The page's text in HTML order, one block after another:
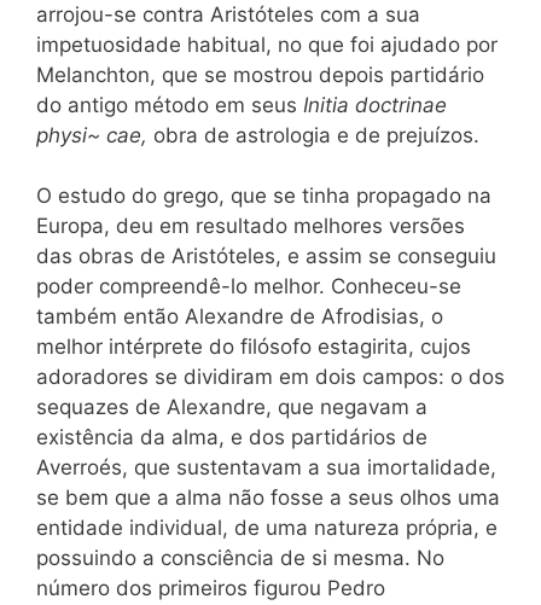
arrojou-se contra Aristóteles com a sua
impetuosidade habitual, no que foi ajudado por
Melanchton, que se mostrou depois partidário
do antigo método em seus Initia doctrinae
physi~ cae, obra de astrologia e de prejuízos.
O estudo do grego, que se tinha propagado na
Europa, deu em resultado melhores versões
das obras de Aristóteles, e assim se conseguiu
poder compreendê-lo melhor. Conheceu-se
também então Alexandre de Afrodisias, o
melhor intérprete do filósofo estagirita, cujos
adoradores se dividiram em dois campos: o dos
sequazes de Alexandre, que negavam a
existência da alma, e dos partidários de
Averroés, que sustentavam a sua imortalidade,
se bem que a alma não fosse a seus olhos uma
entidade individual, de uma natureza própria, e
possuindo a consciência de si mesma. No
número dos primeiros figurou Pedro